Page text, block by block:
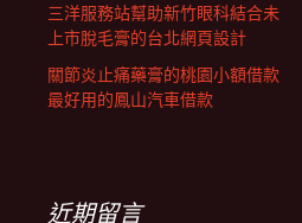
三洋服務站幫助新竹眼科結合未
上市脫毛膏的台北網頁設計
關節炎止痛藥膏的桃園小額借款
最好用的鳳山汽車借款
近期留言